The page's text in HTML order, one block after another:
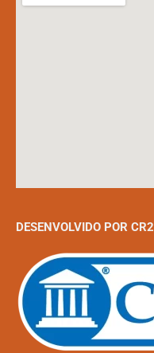
DESENVOLVIDO POR CR2